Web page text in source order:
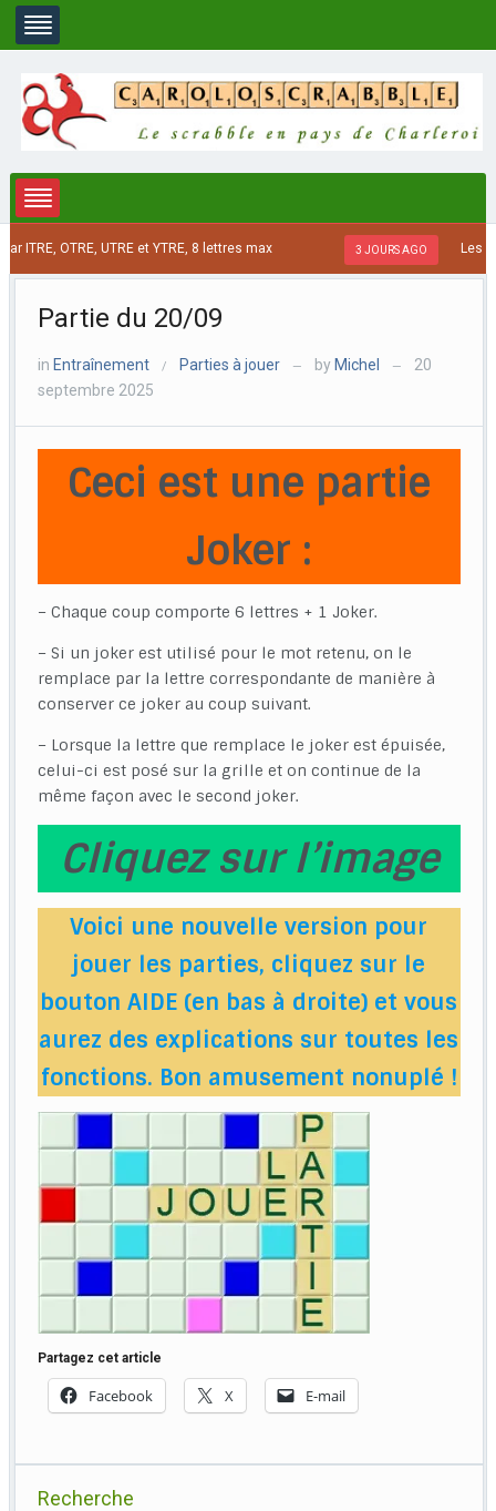
OTRE, UTRE et YTRE, 8 lettres max 3 JOURS AGO Les
Partie du 20/09
in Entraînement / Parties à jouer — by Michel —
20
septembre 2025
Ceci est une partie
Joker :
– Chaque coup comporte 6 lettres + 1 Joker.
– Si un joker est utilisé pour le mot retenu, on le
remplace par la lettre correspondante de manière à
conserver ce joker au coup suivant.
– Lorsque la lettre que remplace le joker est épuisée,
celui-ci est posé sur la grille et on continue de la
même façon avec le second joker.
Cliquez sur l’image
Voici une nouvelle version pour
jouer les parties, cliquez sur le
bouton AIDE (en bas à droite) et vous
aurez des explications sur toutes les
fonctions. Bon amusement nonuplé !
Partagez cet article
Facebook X E-mail
Recherche